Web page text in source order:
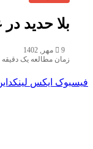
بلا حدید
9 مهر, 1402
زمان مطالعه یک دقیقه
فیسبوک ایکس